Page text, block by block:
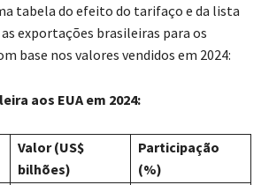
tabela do efeito do tarifaço e da lista
exportações brasileiras para os
base nos valores vendidos em 2024:
aos EUA em 2024:
Valor (US$
bilhões)
Participação
(%)